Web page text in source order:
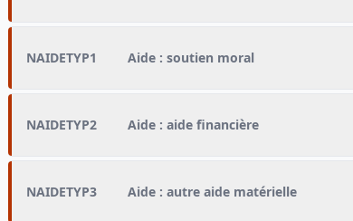
NAIDETYP1 Aide : soutien moral
NAIDETYP2 Aide : aide financière
NAIDETYP3 Aide : autre aide matérielle